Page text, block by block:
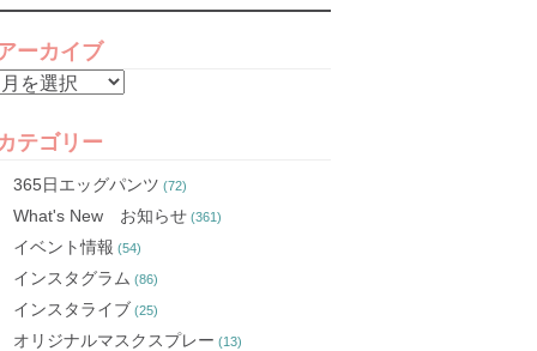
ーカイブ
ア
テゴリー
365日エッグパンツ (72)
What's New お知らせ (361)
イベント情報 (54)
インスタグラム (86)
インスタライブ (25)
オリジナルマスクスプレー (13)